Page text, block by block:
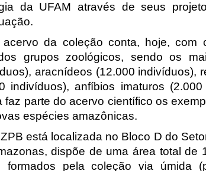
da UFAM através de seus
da coleção conta, hoje, com
grupos zoológicos, sendo os
aracnídeos (12.000 indivíduos),
indivíduos), anfíbios imaturos
faz parte do acervo científico os
espécies amazônicas.
está localizada no Bloco D do
dispõe de uma área total de
formados pela coleção via úmida